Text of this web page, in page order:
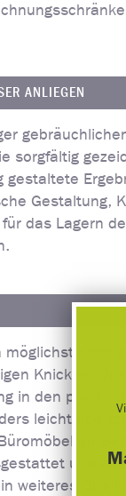
ANLIEGEN
sorgfältig
gestaltete
Gestaltung,
das Lagern
nicht
Knicken.
in den
leicht und
an
und
weiteres